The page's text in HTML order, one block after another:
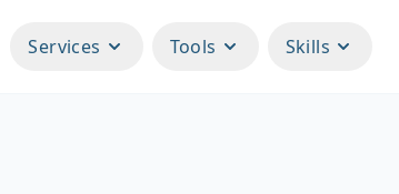
Services Tools Skills